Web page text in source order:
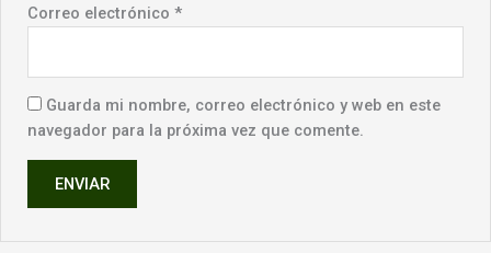
Correo electrónico*
Guarda mi nombre, correo electrónico y web en este
navegador para la próxima vez que comente.